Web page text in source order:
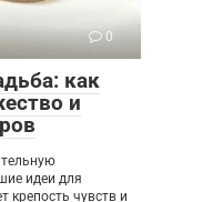
0
как
и
идеи для
крепость чувств и